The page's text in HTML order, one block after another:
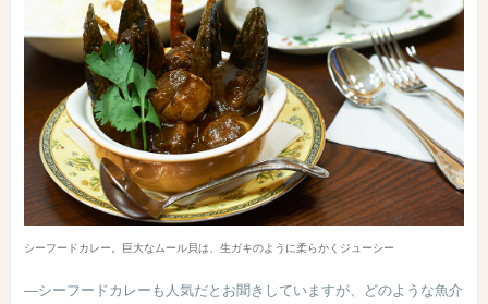
シーフードカレー。巨大なムール貝は、生ガキのように柔らかくジューシー
―シーフードカレーも人気だとお聞きしていますが、どのような魚介